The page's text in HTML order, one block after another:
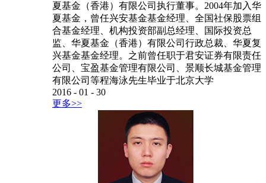
夏基金（香港）有限公司执行董事。2004年加入华
夏基金，曾任兴安基金基金经理、全国社保股票组
合基金经理、机构投资部副总经理、国际投资总
监、华夏基金（香港）有限公司行政总裁、华夏复
兴基金基金经理。之前曾任职于君安证券有限责任
公司、宝盈基金管理有限公司、景顺长城基金管理
有限公司等程海泳先生毕业于北京大学
2016 - 01 - 30
更多>>